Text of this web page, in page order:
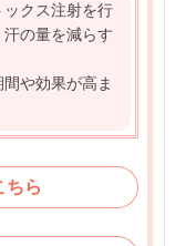
クス注射を行
の量を減らす
や効果が高ま
ちら